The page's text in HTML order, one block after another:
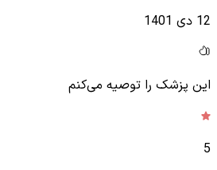
12 دی 1401
این پزشک را توصیه می‌کنم
5